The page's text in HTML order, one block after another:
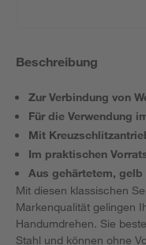
Beschreibung
Zur Verbindung von
Für die Verwendung
Mit
Im praktischen
Aus gehärtetem,
Mit diesen klassischen
Markenqualität gelingen
Handumdrehen. Sie
Stahl und können ohne